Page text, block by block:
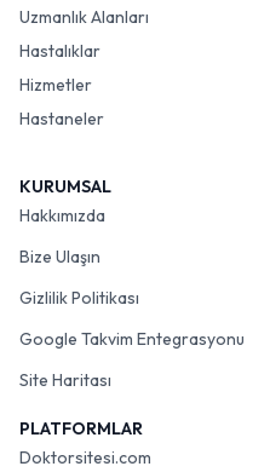
Uzmanlık Alanları
Hastalıklar
Hizmetler
Hastaneler
KURUMSAL
Hakkımızda
Bize Ulaşın
Gizlilik Politikası
Google Takvim Entegrasyonu
Site Haritası
PLATFORMLAR
Doktorsitesi.com